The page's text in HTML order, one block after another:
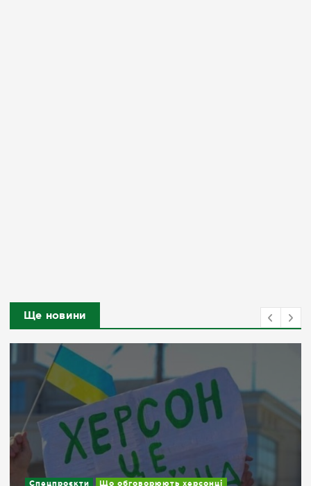
Ще новини
Спецпроєкти Що обговорюють херсонці